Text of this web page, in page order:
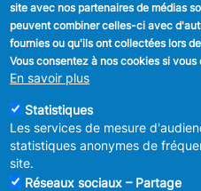
site avec nos partenaires de médias
peuvent combiner celles-ci avec
fournies ou qu'ils ont collectées lors
Vous consentez à nos cookies si
En savoir plus
Statistiques
Les services de mesure
statistiques anonymes de
site.
Réseaux sociaux – Partage